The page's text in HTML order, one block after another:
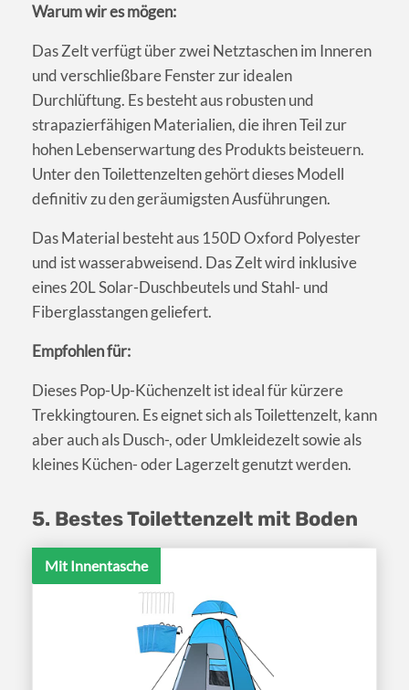
Warum wir es mögen:
Das Zelt verfügt über zwei Netztaschen im Inneren
und verschließbare Fenster zur idealen
Durchlüftung. Es besteht aus robusten und
strapazierfähigen Materialien, die ihren Teil zur
hohen Lebenserwartung des Produkts beisteuern.
Unter den Toilettenzelten gehört dieses Modell
definitiv zu den geräumigsten Ausführungen.
Das Material besteht aus 150D Oxford Polyester
und ist wasserabweisend. Das Zelt wird inklusive
eines 20L Solar-Duschbeutels und Stahl- und
Fiberglasstangen geliefert.
Empfohlen für:
Dieses Pop-Up-Küchenzelt ist ideal für kürzere
Trekkingtouren. Es eignet sich als Toilettenzelt, kann
aber auch als Dusch-, oder Umkleidezelt sowie als
kleines Küchen- oder Lagerzelt genutzt werden.
5. Bestes Toilettenzelt mit Boden
Mit Innentasche